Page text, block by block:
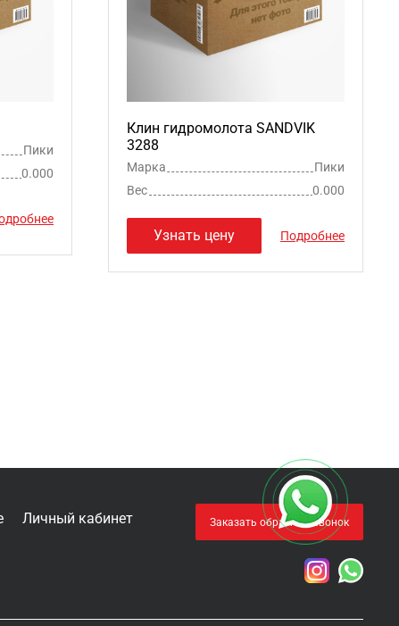
Пики
0.000
Клин гидромолота SANDVIK
3288
Марка
Пики
Вес
0.000
Узнать цену Подробнее
Личный кабинет Заказать обратный звонок